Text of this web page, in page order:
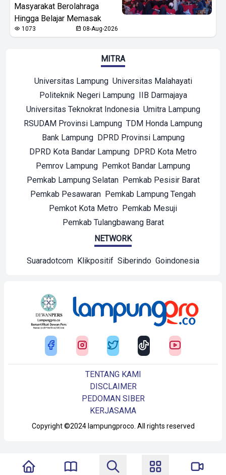
Masyarakat Berolahraga
Hingga Belajar Memasak
1073 08-Aug-2026
MITRA
Universitas Lampung Universitas Malahayati
Politeknik Negeri Lampung
IIB Darmajaya
Universitas Teknokrat Indonesia Umitra Lampung
RSUDAM Provinsi Lampung TDM Honda Lampung
Bank Lampung
DPRD Provinsi Lampung
DPRD Kota Bandar Lampung DPRD Kota Metro
Pemrov Lampung Pemkot Bandar Lampung
Pemkab Lampung Selatan
Pemkab Pesisir Barat
Pemkab Pesawaran Pemkab Lampung Tengah
Pemkot Kota Metro Pemkab Mesuji
Pemkab Tulangbawang Barat
NETWORK
Suaradotcom Klikpositif Siberindo Goindonesia
Copyright ©2024 lampungproco. All rights reserved
TENTANG KAMI
DISCLAIMER
PEDOMAN SIBER
KERJASAMA